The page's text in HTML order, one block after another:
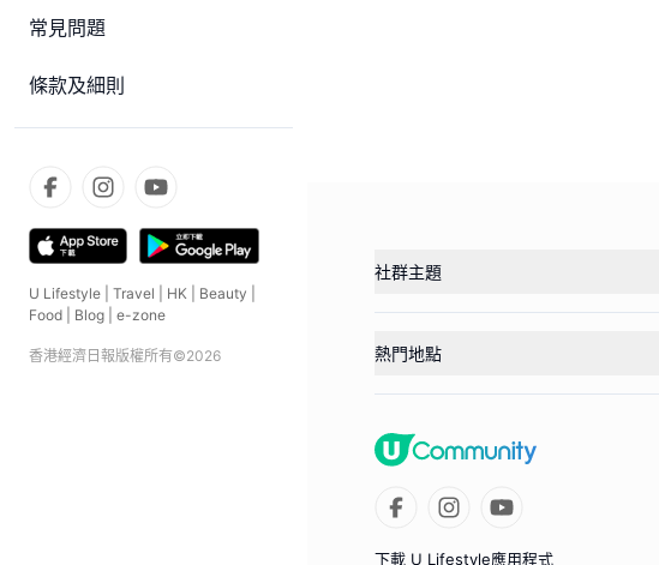
常見問題
條款及細則
U Lifestyle Travel HK Beauty
Food
Blog e-zone
香港經濟日報版權所有©2026
社群主題
熱門地點
下載 U Lifestyle應用程式